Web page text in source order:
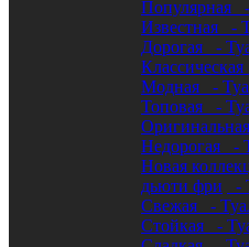
Популярная
Известная
-
Дорогая
-
Классическая
Модная
-
Топовая
-
Оригинальная
Недорогая
-
Новая
дьюти фри
-
Свежая
-
Стойкая
-